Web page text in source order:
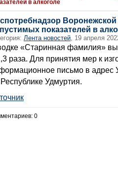
в алкоголе
показателей в
Лента новостей, 19 апреля
«Старинная фамилия»
раза. Для принятия мер к
письмо в адрес
Удмуртия.
0